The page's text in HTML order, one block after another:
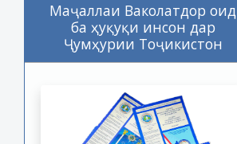
Маҷаллаи Ваколатдор оид
ба ҳуқуқи инсон дар
Ҷумҳурии Тоҷикистон